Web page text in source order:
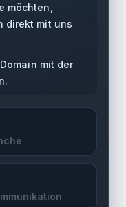
möchten,
direkt mit uns
mit der